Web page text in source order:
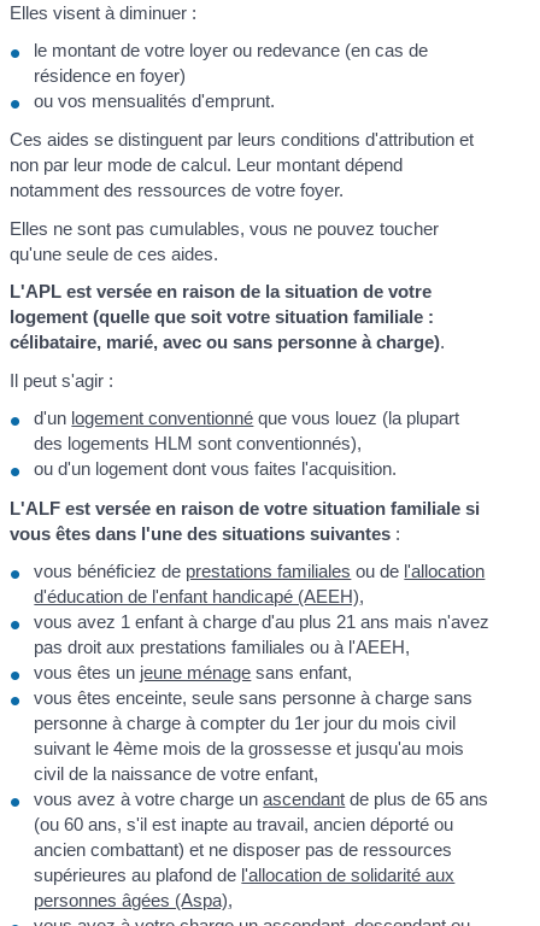
Elles visent à diminuer :
le montant de votre loyer ou redevance (en cas de
résidence en foyer)
ou vos mensualités d'emprunt.
Ces aides se distinguent par leurs conditions d'attribution et
non par leur mode de calcul. Leur montant dépend
notamment des ressources de votre foyer.
Elles ne sont pas cumulables, vous ne pouvez toucher
qu'une seule de ces aides.
L'APL est versée en raison de la situation de votre
logement (quelle que soit votre situation familiale :
célibataire, marié, avec ou sans personne à charge).
Il peut s'agir :
d'un logement conventionné que vous louez (la plupart
des logements HLM sont conventionnés),
ou d'un logement dont vous faites l'acquisition.
L'ALF est versée en raison de votre situation familiale si
vous êtes dans l'une des situations suivantes :
vous bénéficiez de prestations familiales ou de l'allocation
d'éducation de l'enfant handicapé (AEEH),
vous avez 1 enfant à charge d'au plus 21 ans mais n'avez
pas droit aux prestations familiales ou à l'AEEH,
vous êtes un jeune ménage sans enfant,
vous êtes enceinte, seule sans personne à charge sans
personne à charge à compter du 1er jour du mois civil
suivant le 4ème mois de la grossesse et jusqu'au mois
civil de la naissance de votre enfant,
vous avez à votre charge unascendant de plus de 65 ans
(ou 60 ans, s'il est inapte au travail, ancien déporté ou
ancien combattant) et ne disposer pas de ressources
supérieures au plafond de l'allocation de solidarité aux
personnes âgées (Aspa),